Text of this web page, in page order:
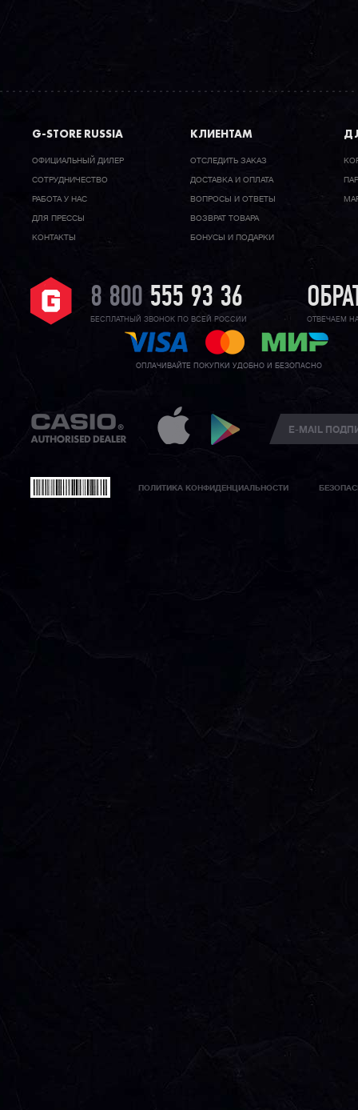
G-STORE RUSSIA
ОФИЦИАЛЬНЫЙ ДИЛЕР
CОТРУДНИЧЕСТВО
РАБОТА У НАС
ДЛЯ ПРЕССЫ
КОНТАКТЫ
КЛИЕНТАМ
ОТСЛЕДИТЬ ЗАКАЗ
ДОСТАВКА И ОПЛАТА
ВОПРОСЫ И ОТВЕТЫ
ВОЗВРАТ ТОВАРА
БОНУСЫ И ПОДАРКИ
8 800 555 93 36
БЕСПЛАТНЫЙ ЗВОНОК ПО ВСЕЙ РОССИИ ОТВЕЧАЕМ
ОПЛАЧИВАЙТЕ ПОКУПКИ УДОБНО И БЕЗОПАСНО
ПОЛИТИКА КОНФИДЕНЦИАЛЬНОСТИ